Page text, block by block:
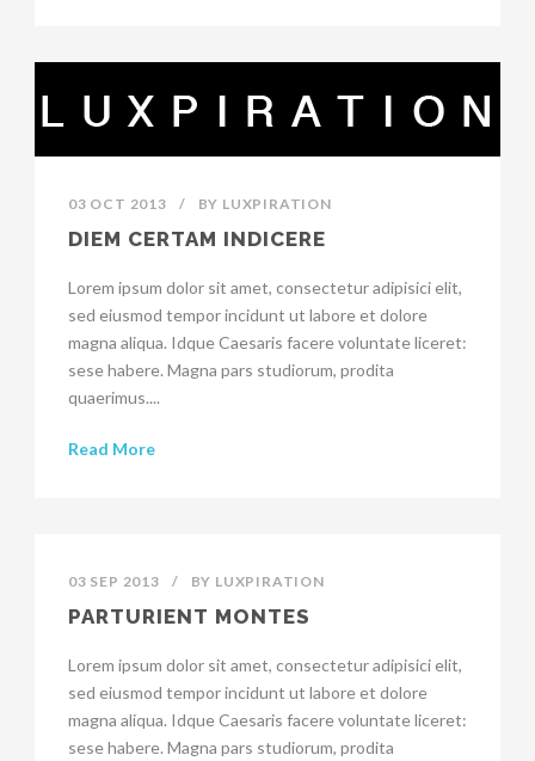
03 OCT 2013 / BY LUXPIRATION
DIEM CERTAM INDICERE
Lorem ipsum dolor sit amet, consectetur adipisici elit,
sed eiusmod tempor incidunt ut labore et dolore
magna aliqua. Idque Caesaris facere voluntate liceret:
sese habere. Magna pars studiorum, prodita
quaerimus....
Read More
03 SEP 2013 / BY LUXPIRATION
PARTURIENT MONTES
Lorem ipsum dolor sit amet, consectetur adipisici elit,
sed eiusmod tempor incidunt ut labore et dolore
magna aliqua. Idque Caesaris facere voluntate liceret:
sese habere. Magna pars studiorum, prodita